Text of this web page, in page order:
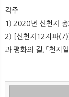
각주
1) 2020년 신천지
2) [신천지12지파
과 평화의 길, 「천지